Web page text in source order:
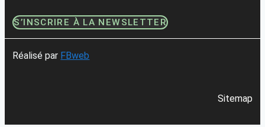
S’INSCRIRE À LA NEWSLETTER
Réalisé par FBweb
Sitemap